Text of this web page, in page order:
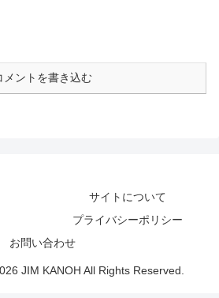
メントを書き込む
サイトについて
プライバシーポリシー
お問い合わせ
JIM KANOH All Rights Reserved.